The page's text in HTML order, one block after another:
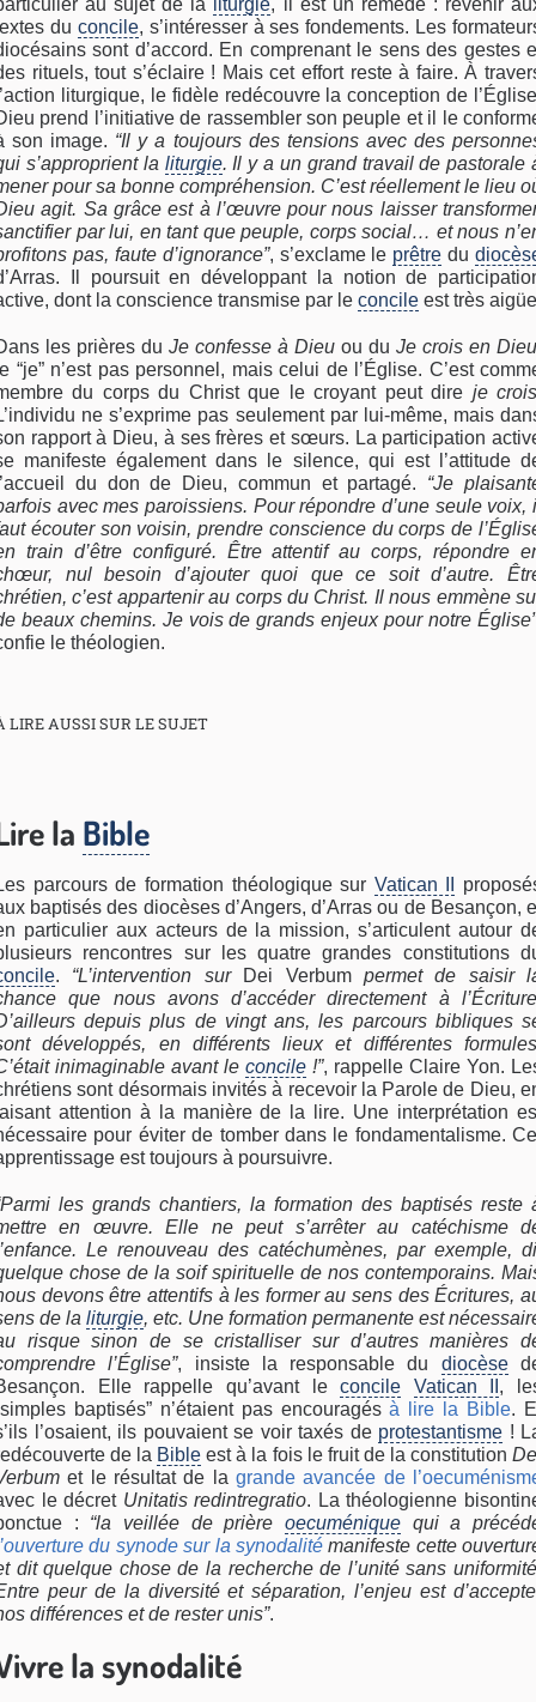
au sujet de la
liturgie, il est un remède : revenir
du concile, s’intéresser à ses fondements. Les
sont d’accord. En comprenant le sens des gestes
rituels, tout s’éclaire ! Mais cet effort reste à faire. À
liturgique, le fidèle redécouvre la conception de
prend l’initiative de rassembler son peuple et il le
son image. “Il y a toujours des tensions avec des
s’approprient la liturgie. Il y a un grand travail de pastorale
pour sa bonne compréhension. C’est réellement le lieu
agit. Sa grâce est à l’œuvre pour nous laisser
par lui, en tant que peuple, corps social… et nous
pas, faute d’ignorance”, s’exclame le prêtre du
Il poursuit en développant la notion de
dont la conscience transmise par le concile est très
les prières du Je confesse à Dieu ou du Je crois en Dieu
“je” n’est pas personnel, mais celui de l’Église. C’est
du corps du Christ que le croyant peut dire je
ne s’exprime pas seulement par lui-même, mais
rapport à Dieu, à ses frères et sœurs. La participation
manifeste également dans le silence, qui est l’attitude
du don de Dieu, commun et partagé. “Je
avec mes paroissiens. Pour répondre d’une seule voix,
écouter son voisin, prendre conscience du corps de
train d’être configuré. Être attentif au corps, répondre
nul besoin d’ajouter quoi que ce soit d’autre.
c’est appartenir au corps du Christ. Il nous emmène
beaux chemins. Je vois de grands enjeux pour notre Église”
le théologien.
LIRE AUSSI SUR LE SUJET
la Bible
parcours de formation théologique sur Vatican II
baptisés des diocèses d’Angers, d’Arras ou de Besançon,
particulier aux acteurs de la mission, s’articulent autour
rencontres sur les quatre grandes constitutions
. “L’intervention sur Dei Verbumpermet de saisir
que nous avons d’accéder directement à
depuis plus de vingt ans, les parcours bibliques
développés, en différents lieux et différentes
inimaginable avant le concile !”, rappelle Claire Yon.
sont désormais invités à recevoir la Parole de Dieu,
attention à la manière de la lire. Une interprétation
pour éviter de tomber dans le fondamentalisme.
est toujours à poursuivre.
les grands chantiers, la formation des baptisés reste
en œuvre. Elle ne peut s’arrêter au catéchisme
Le renouveau des catéchumènes, par exemple,
chose de la soif spirituelle de nos contemporains.
devons être attentifs à les former au sens des Écritures,
de la liturgie, etc. Une formation permanente est
risque sinon de se cristalliser sur d’autres manières
l’Église”, insiste la responsable du diocèse
Elle rappelle qu’avant leconcile Vatican II ,
baptisés” n’étaient pas encouragésà lire la Bible.
l’osaient, ils pouvaient se voir taxés de protestantisme !
de la Bible est à la fois le fruit de la constitution
et le résultat de la grande avancée de
le décret Unitatis redintregratio. La théologienne
: “la veillée de prièreoecuménique qui a
du synode sur la synodalitémanifeste cette
dit quelque chose de la recherche de l’unité sans
peur de la diversité et séparation, l’enjeu est
différences et de rester unis”.
la synodalité